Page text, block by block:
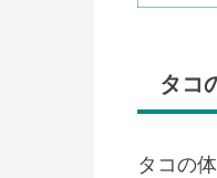
タコ
タコの